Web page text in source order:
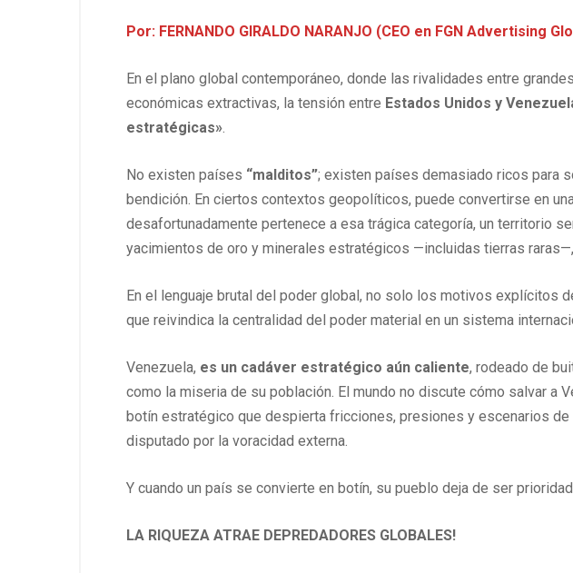
Por: FERNANDO GIRALDO NARANJO (CEO en FGN Advertising
En el plano global contemporáneo, donde las rivalidades entre
económicas extractivas, la tensión entre Estados Unidos y
estratégicas».
No existen países “malditos”; existen países demasiado ricos para
bendición. En ciertos contextos geopolíticos, puede convertirse en
desafortunadamente pertenece a esa trágica categoría, un territorio
yacimientos de oro y minerales estratégicos —incluidas tierras
En el lenguaje brutal del poder global, no solo los motivos explícitos
que reivindica la centralidad del poder material en un sistema
Venezuela, es un cadáver estratégico aún caliente, rodeado de
como la miseria de su población. El mundo no discute cómo salvar a
botín estratégico que despierta fricciones, presiones y escenarios
disputado por la voracidad externa.
Y cuando un país se convierte en botín, su pueblo deja de ser
LA RIQUEZA ATRAE DEPREDADORES GLOBALES!